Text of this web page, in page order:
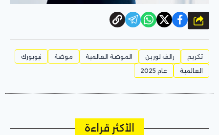
شارك
تكريم رالف لورين الموضة العالمية موضة
نيويورك
العالمية
عام 2025
الأكثر قراءة